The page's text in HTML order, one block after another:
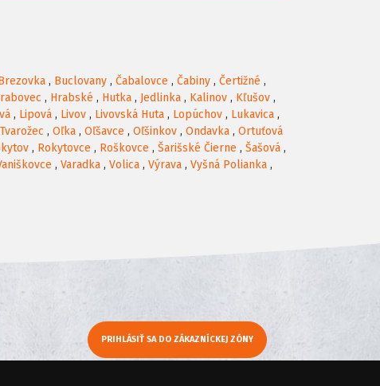
, Buclovany , Čabalovce , Čabiny , Čertižné ,
, Hrabské , Hutka , Jedlinka , Kalinov , Kľušov ,
, Lipová , Livov , Livovská Huta , Lopúchov , Lukavica ,
, Oľka , Oľšavce , Oľšinkov , Ondavka , Ortuťová
, Rokytovce , Roškovce , Šarišské Čierne , Šašová ,
, Varadka , Volica , Výrava , Vyšná Polianka ,
PRIHLÁSIŤ SA DO ZÁKAZNÍCKEJ ZÓNY